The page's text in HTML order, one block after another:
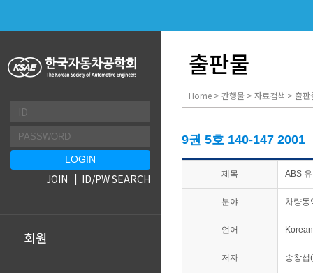
회원
JOIN ID/PW SEARCH
출판물
Home > 간행물 > 자료검색 > 출판
9권 5호 140-147 2001
제목 ABS
분야 차량동
언어 Korean
저자 송창섭